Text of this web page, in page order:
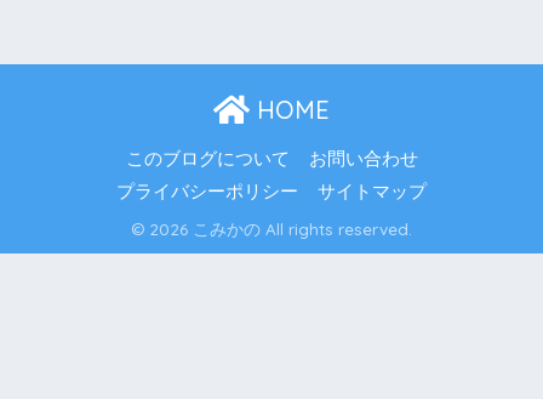
HOME
このブログについて
お問い合わせ
プライバシーポリシー
サイトマップ
© 2026 こみかの All rights reserved.